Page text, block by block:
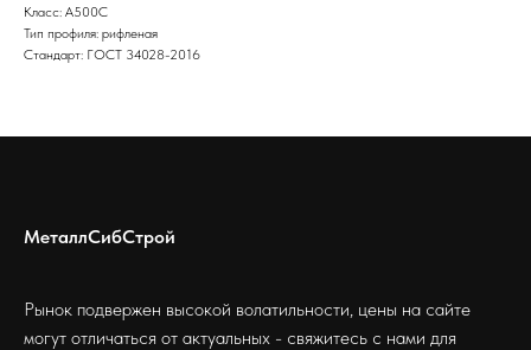
Класс: А500С
Тип профиля: рифленая
Стандарт: ГОСТ 34028-2016
МеталлСибСтрой
Рынок подвержен высокой волатильности, цены на сайте
могут отличаться от актуальных - свяжитесь с нами для